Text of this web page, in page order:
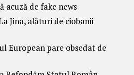
acuză de fake news
Jina, alături de ciobanii
European pare obsedat de